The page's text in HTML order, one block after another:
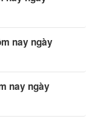
nay ngày
nay ngày